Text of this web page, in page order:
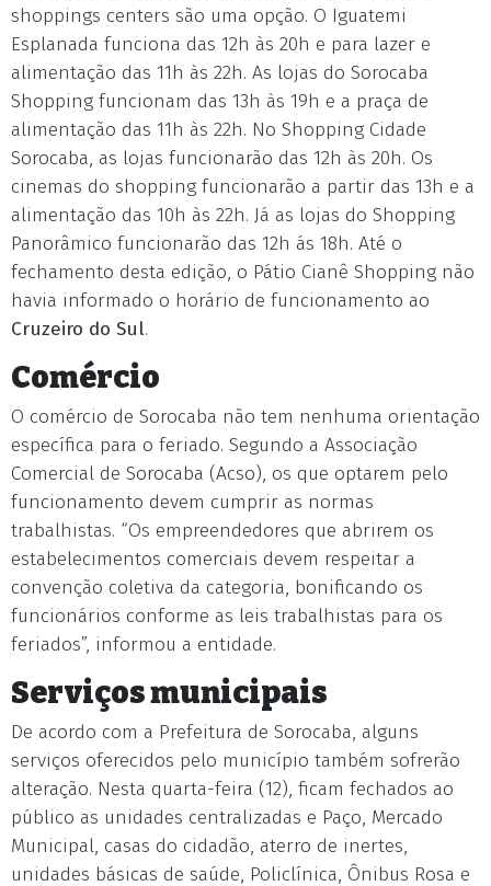
shoppings centers são uma opção. O Iguatemi
Esplanada funciona das 12h às 20h e para lazer e
alimentação das 11h às 22h. As lojas do Sorocaba
Shopping funcionam das 13h às 19h e a praça de
alimentação das 11h às 22h. No Shopping Cidade
Sorocaba, as lojas funcionarão das 12h às 20h. Os
cinemas do shopping funcionarão a partir das 13h e a
alimentação das 10h às 22h. Já as lojas do Shopping
Panorâmico funcionarão das 12h ás 18h. Até o
fechamento desta edição, o Pátio Cianê Shopping não
havia informado o horário de funcionamento ao
Cruzeiro do Sul.
Comércio
O comércio de Sorocaba não tem nenhuma orientação
específica para o feriado. Segundo a Associação
Comercial de Sorocaba (Acso), os que optarem pelo
funcionamento devem cumprir as normas
trabalhistas. “Os empreendedores que abrirem os
estabelecimentos comerciais devem respeitar a
convenção coletiva da categoria, bonificando os
funcionários conforme as leis trabalhistas para os
feriados”, informou a entidade.
Serviços municipais
De acordo com a Prefeitura de Sorocaba, alguns
serviços oferecidos pelo município também sofrerão
alteração. Nesta quarta-feira (12), ficam fechados ao
público as unidades centralizadas e Paço, Mercado
Municipal, casas do cidadão, aterro de inertes,
unidades básicas de saúde, Policlínica, Ônibus Rosa e